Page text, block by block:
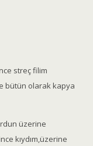
streç filim
bütün olarak kapya
üzerine
kıydım,üzerine